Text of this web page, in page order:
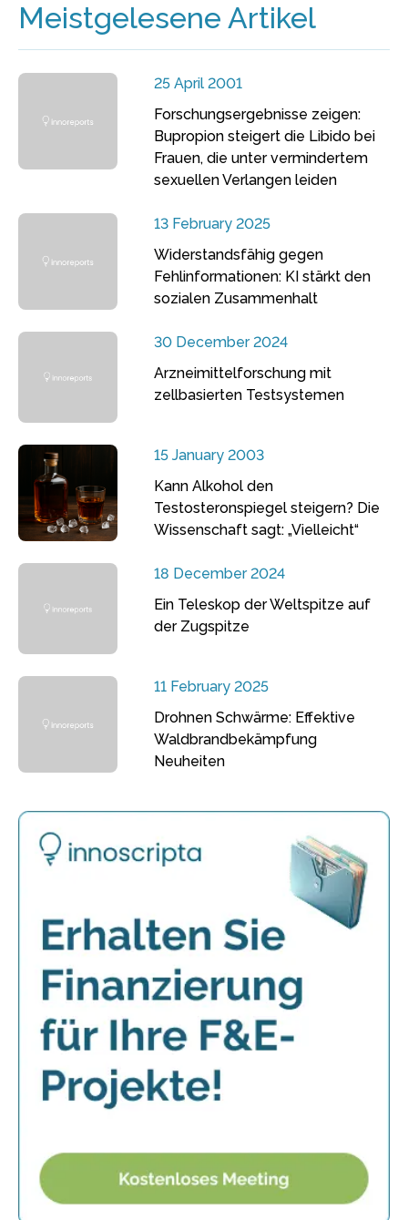
Meistgelesene Artikel
25 April 2001
Forschungsergebnisse zeigen:
Bupropion steigert die Libido bei
Frauen, die unter vermindertem
sexuellen Verlangen leiden
13 February 2025
Widerstandsfähig gegen
Fehlinformationen: KI stärkt den
sozialen Zusammenhalt
30 December 2024
Arzneimittelforschung mit
zellbasierten Testsystemen
15 January 2003
Kann Alkohol den
Testosteronspiegel steigern? Die
Wissenschaft sagt: „Vielleicht“
18 December 2024
Ein Teleskop der Weltspitze auf
der Zugspitze
11 February 2025
Drohnen Schwärme: Effektive
Waldbrandbekämpfung
Neuheiten